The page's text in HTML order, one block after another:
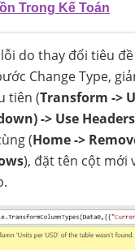
Trong Kế Toán
do thay đổi tiêu
Change Type,
tiên (Transform ->
-> Use
(Home ->
), đặt tên cột mới